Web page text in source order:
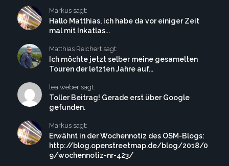
Markus sagt:
Hallo Matthias, ich habe da vor einiger Zeit
mal mit Inkatlas...
Matthias Reichert sagt:
Ich möchte jetzt selber meine gesamelten
Touren der letzten Jahre auf...
lea weber sagt:
Toller Beitrag! Gerade erst über Google
gefunden.
Markus sagt:
Erwähnt in der Wochennotiz des OSM-Blogs:
http://blog.openstreetmap.de/blog/2018/0
9/wochennotiz-nr-423/